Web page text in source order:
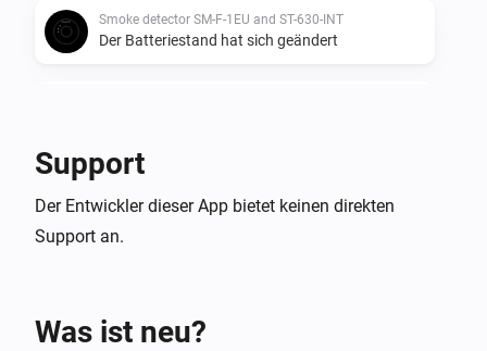
Smoke detector SM-F-1EU and ST-630-INT
Der Batteriestand hat sich geändert
Smoke Sensor test activated
CO Sensor NM-CO-10X-INT
Der CO-Alarm ist an
Support
Der Entwickler dieser App bietet keinen direkten
Support an.
Was ist neu?